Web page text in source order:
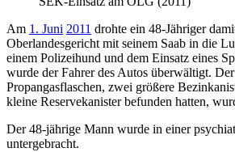
Am 1. Juni 2011 drohte ein 48-Jähriger
Oberlandesgericht mit seinem Saab in die
einem Polizeihund und dem Einsatz eines
wurde der Fahrer des Autos überwältigt.
Propangasflaschen, zwei größere
kleine Reservekanister befunden hatten,
Der 48-jährige Mann wurde in einer
untergebracht.